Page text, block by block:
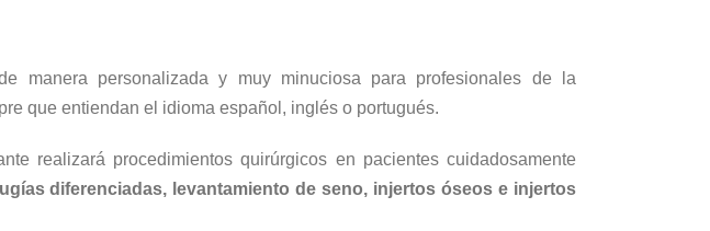
manera personalizada y muy minuciosa para profesionales de la
que entiendan el idioma español, inglés o portugués.
realizará procedimientos quirúrgicos en pacientes cuidadosamente
diferenciadas, levantamiento de seno, injertos óseos e injertos